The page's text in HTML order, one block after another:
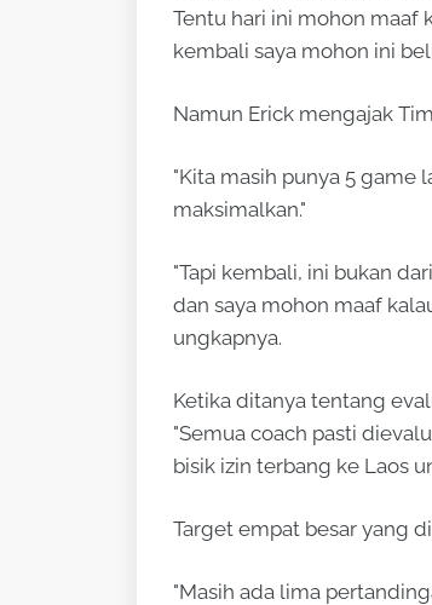
Tentu hari ini mohon maaf
kembali saya mohon ini
Namun Erick mengajak
"Kita masih punya 5 game
maksimalkan."
"Tapi kembali, ini bukan
dan saya mohon maaf
ungkapnya.
Ketika ditanya tentang
"Semua coach pasti
bisik izin terbang ke Laos
Target empat besar yang
"Masih ada lima